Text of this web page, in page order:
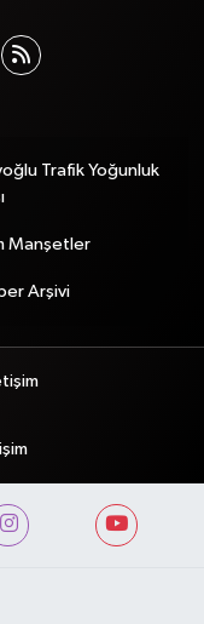
Trafik Yoğunluk
Manşetler
Arşivi